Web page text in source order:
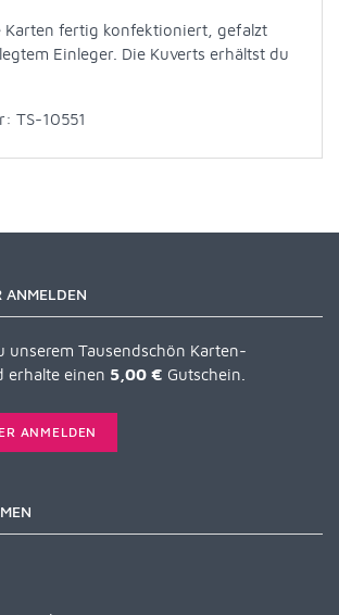
Karten fertig konfektioniert, gefalzt
Einleger. Die Kuverts erhältst du
TS-10551
ANMELDEN
unserem Tausendschön Karten-
erhalte einen 5,00 € Gutschein.
ANMELDEN